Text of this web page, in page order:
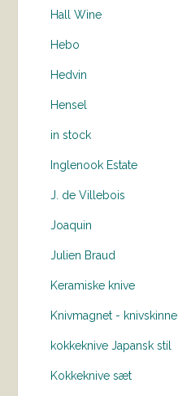
Hall Wine
Hebo
Hedvin
Hensel
in stock
Inglenook Estate
J. de Villebois
Joaquin
Julien Braud
Keramiske knive
Knivmagnet - knivskinne
kokkeknive Japansk stil
Kokkeknive sæt